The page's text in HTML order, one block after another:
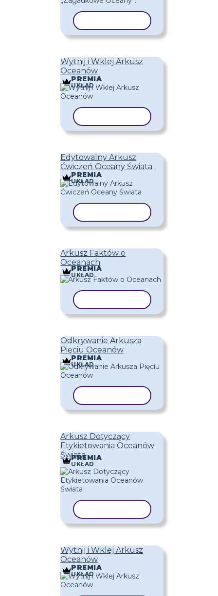
Wytnij i Wklej Arkusz
Oceanów
PREMIA
UKŁAD
Edytowalny Arkusz
Ćwiczeń Oceany Świata
PREMIA
UKŁAD
Arkusz Faktów o
Oceanach
PREMIA
UKŁAD
Odkrywanie Arkusza
Pięciu Oceanów
PREMIA
UKŁAD
Arkusz Dotyczący
Etykietowania Oceanów
Świata
PREMIA
UKŁAD
Wytnij i Wklej Arkusz
Oceanów
PREMIA
UKŁAD